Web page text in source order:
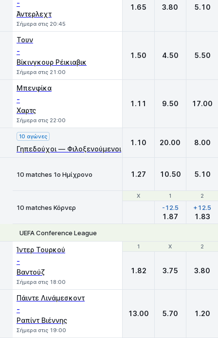
-
Άντερλεχτ
Σήμερα στις 20:45
1.65 3.80 5.10
Τουν
-
Βίκινγκουρ Ρέικιαβικ
Σήμερα στις 21:00
1.50 4.50 5.50
Μπενφίκα
-
Χαρτς
Σήμερα στις 22:00
1.11 9.50 17.00
10 αγώνες
Γηπεδούχοι — Φιλοξενούμενοι
1.10 20.00 8.00
10 matches 1ο Ημίχρονο 1.27 10.50 5.10
Χ 1 2
10 matches Κόρνερ
Χ 1 2
-12.5
1.87
+12.5
1.83
UEFA Conference League
1 X 2
Ίντερ Τουρκού
-
Βαντούζ
Σήμερα στις 18:00
1 X 2
1.82 3.75 3.80
Πάιντε Λινάμεσκοντ
-
Ραπίντ Βιέννης
Σήμερα στις 19:00
13.00 5.70 1.20